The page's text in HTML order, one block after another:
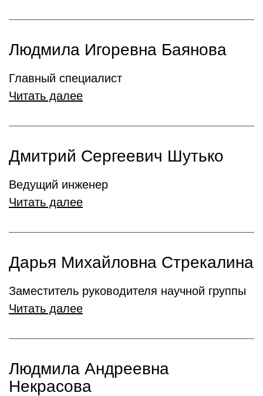
Людмила Игоревна Баянова
Главный специалист
Читать далее
Дмитрий Сергеевич Шутько
Ведущий инженер
Читать далее
Дарья Михайловна Стрекалина
Заместитель руководителя научной группы
Читать далее
Людмила Андреевна
Некрасова